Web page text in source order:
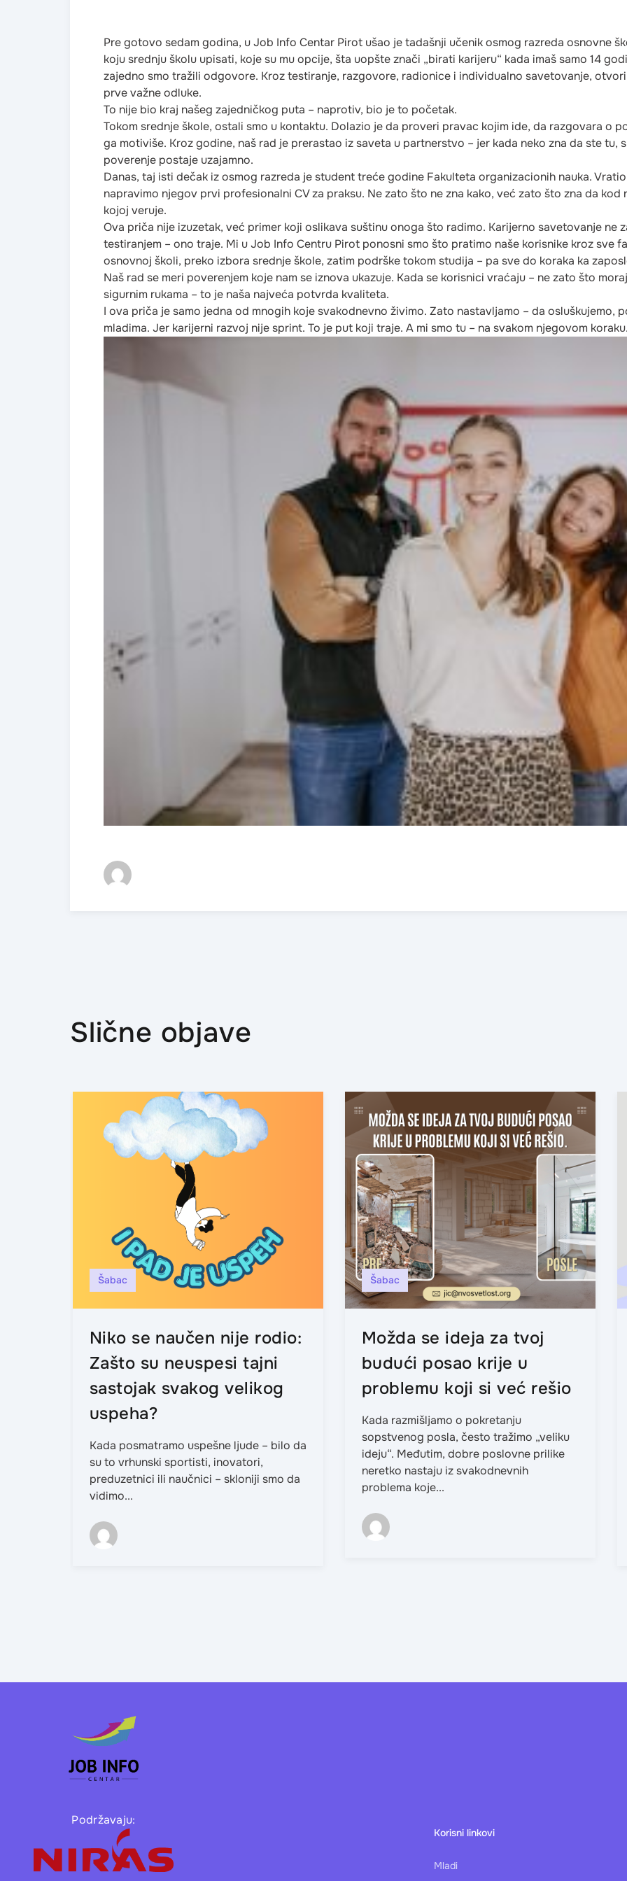
Smederevo
Požega
Pre gotovo sedam godina, u Job Info Centar Pirot ušao je tadašnji učenik osmog razreda osnovne
koju srednju školu upisati, koje su mu opcije, šta uopšte znači „birati karijeru“ kada imaš samo 14
zajedno smo tražili odgovore. Kroz testiranje, razgovore, radionice i individualno savetovanje,
prve važne odluke.
To nije bio kraj našeg zajedničkog puta – naprotiv, bio je to početak.
Tokom srednje škole, ostali smo u kontaktu. Dolazio je da proveri pravac kojim ide, da razgovara o
ga motiviše. Kroz godine, naš rad je prerastao iz saveta u partnerstvo – jer kada neko zna da ste tu,
poverenje postaje uzajamno.
Danas, taj isti dečak iz osmog razreda je student treće godine Fakulteta organizacionih nauka.
napravimo njegov prvi profesionalni CV za praksu. Ne zato što ne zna kako, već zato što zna da
kojoj veruje.
Ova priča nije izuzetak, već primer koji oslikava suštinu onoga što radimo. Karijerno savetovanje ne
testiranjem – ono traje. Mi u Job Info Centru Pirot ponosni smo što pratimo naše korisnike kroz sve
osnovnoj školi, preko izbora srednje škole, zatim podrške tokom studija – pa sve do koraka ka
Naš rad se meri poverenjem koje nam se iznova ukazuje. Kada se korisnici vraćaju – ne zato što
sigurnim rukama – to je naša najveća potvrda kvaliteta.
I ova priča je samo jedna od mnogih koje svakodnevno živimo. Zato nastavljamo – da osluškujemo,
mladima. Jer karijerni razvoj nije sprint. To je put koji traje. A mi smo tu – na svakom njegovom
Slične objave
Šabac
Niko se naučen nije rodio:
Zašto su neuspesi tajni
sastojak svakog velikog
uspeha?
Kada posmatramo uspešne ljude – bilo da
su to vrhunski sportisti, inovatori,
preduzetnici ili naučnici – skloniji smo da
vidimo...
Šabac
Možda se ideja za tvoj
budući posao krije u
problemu koji si već rešio
Kada razmišljamo o pokretanju
sopstvenog posla, često tražimo „veliku
ideju“. Međutim, dobre poslovne prilike
neretko nastaju iz svakodnevnih
problema koje...
Podržavaju:
Korisni linkovi
Mladi